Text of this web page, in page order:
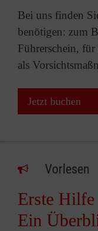
Bei uns finden
benötigen: zum
Führerschein,
als
Jetzt buchen
Vorlesen
Erste Hilfe
Ein